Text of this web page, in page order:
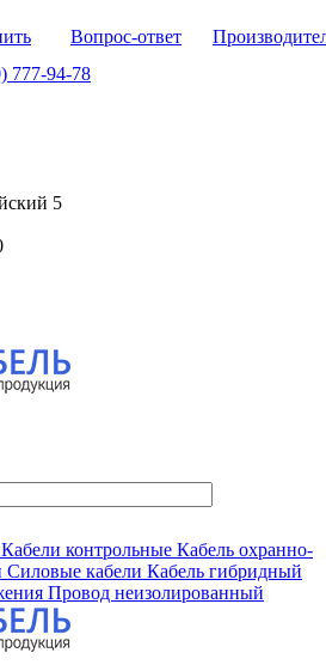
Вопрос-ответ
777-94-78
5
Кабели контрольные Кабель охранно-
Силовые кабели Кабель гибридный
Провод неизолированный